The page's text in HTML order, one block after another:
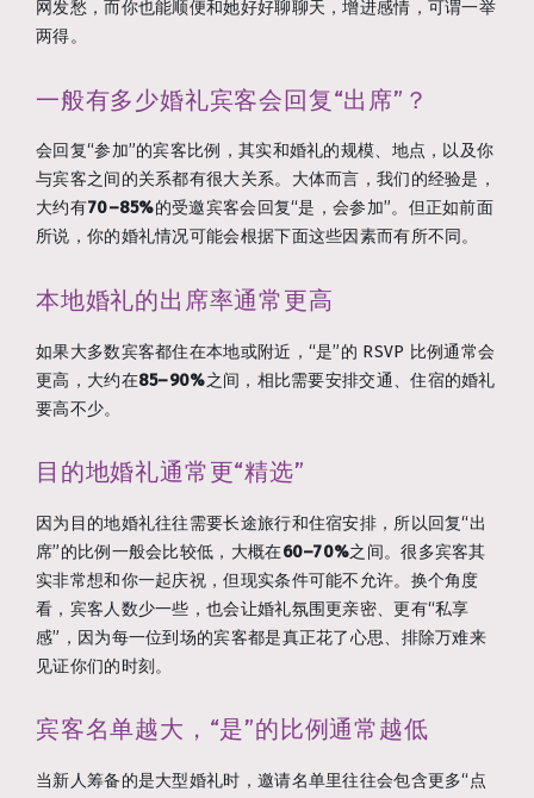
网发愁，而你也能顺便和她好好聊聊天，增进感情，可谓一举
两得。
一般有多少婚礼宾客会回复“出席”？
会回复“参加”的宾客比例，其实和婚礼的规模、地点，以及你
与宾客之间的关系都有很大关系。大体而言，我们的经验是，
大约有70–85%的受邀宾客会回复“是，会参加”。但正如前面
所说，你的婚礼情况可能会根据下面这些因素而有所不同。
本地婚礼的出席率通常更高
如果大多数宾客都住在本地或附近，“是”的 RSVP 比例通常会
更高，大约在85–90%之间，相比需要安排交通、住宿的婚礼
要高不少。
目的地婚礼通常更“精选”
因为目的地婚礼往往需要长途旅行和住宿安排，所以回复“出
席”的比例一般会比较低，大概在60–70%之间。很多宾客其
实非常想和你一起庆祝，但现实条件可能不允许。换个角度
看，宾客人数少一些，也会让婚礼氛围更亲密、更有“私享
感”，因为每一位到场的宾客都是真正花了心思、排除万难来
见证你们的时刻。
宾客名单越大，“是”的比例通常越低
当新人筹备的是大型婚礼时，邀请名单里往往会包含更多“点